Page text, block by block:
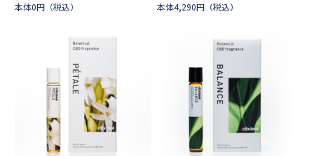
本体0円 （税込）
本体4,290円（税込）